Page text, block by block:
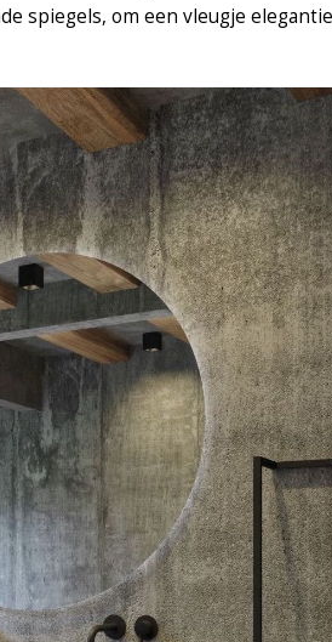
spiegels, om een vleugje